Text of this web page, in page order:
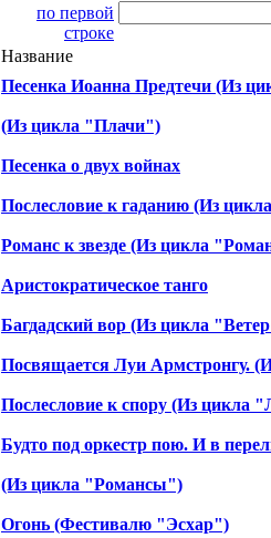
по первой
строке
Название
Песенка Иоанна Предтечи (Из
(Из цикла "Плачи")
Песенка о двух войнах
Послесловие к гаданию (Из
Романс к звезде (Из цикла
Аристократическое танго
Багдадский вор (Из цикла
Посвящается Луи Армстронгу.
Послесловие к спору (Из цикла
Будто под оркестр пою. И в
(Из цикла "Романсы")
Огонь (Фестивалю "Эсхар")